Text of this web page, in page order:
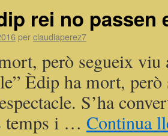
rei no passen
perclaudiaperez7
però segueix
Èdip ha mort,
S’ha
temps i … Continua